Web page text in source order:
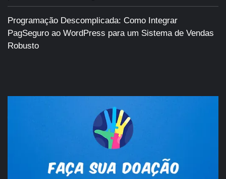
Programação Descomplicada: Como Integrar
PagSeguro ao WordPress para um Sistema de Vendas
Robusto